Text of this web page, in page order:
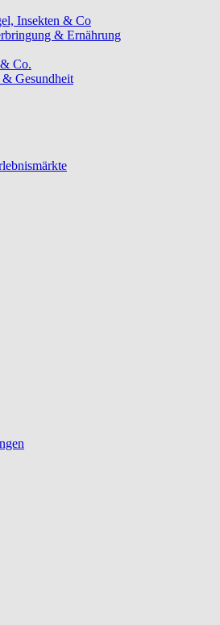
Insekten & Co
& Ernährung
Co.
Gesundheit